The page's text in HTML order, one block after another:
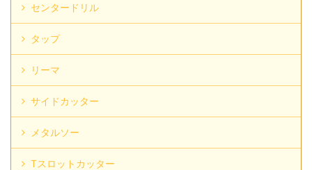
センタードリル
タップ
リーマ
サイドカッター
メタルソー
Tスロットカッター